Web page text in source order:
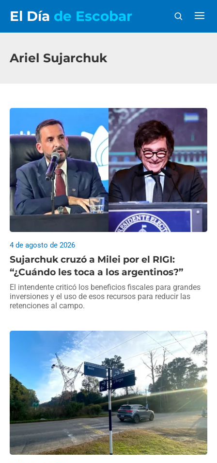
El Día de Escobar
Ariel Sujarchuk
Sujarchuk cruzó a Milei por el RIGI:
“¿Cuándo les toca a los argentinos?”
4 de agosto de 2026
El intendente criticó los beneficios fiscales para grandes
inversiones y el uso de esos recursos para reducir las
retenciones al campo.